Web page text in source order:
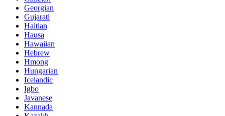
Georgian
Gujarati
Haitian
Hausa
Hawaiian
Hebrew
Hmong
Hungarian
Icelandic
Igbo
Javanese
Kannada